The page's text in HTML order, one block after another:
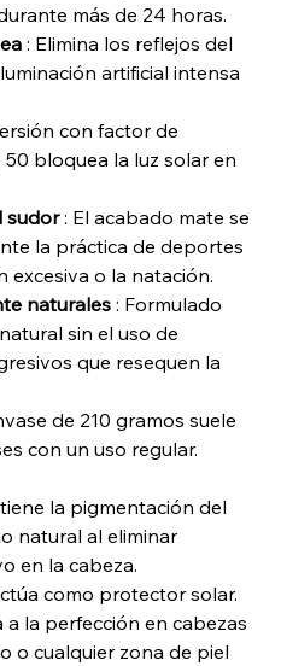
más de 24 horas.
: Elimina los reflejos del
artificial intensa
con factor de
bloquea la luz solar en
sudor: El acabado mate se
la práctica de deportes
excesiva o la natación.
naturales: Formulado
sin el uso de
que resequen la
de 210 gramos suele
con un uso regular.
la pigmentación del
natural al eliminar
en la cabeza.
como protector solar.
a la perfección en cabezas
o cualquier zona de piel